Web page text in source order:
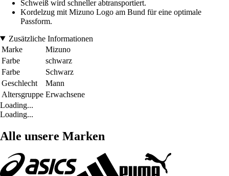
Schweiß wird schneller abtransportiert.
Kordelzug mit Mizuno Logo am Bund für eine optimale
Passform.
Zusätzliche Informationen
Marke
Mizuno
Farbe
schwarz
Farbe
Schwarz
Geschlecht
Mann
Altersgruppe Erwachsene
Loading...
Loading...
Alle unsere Marken